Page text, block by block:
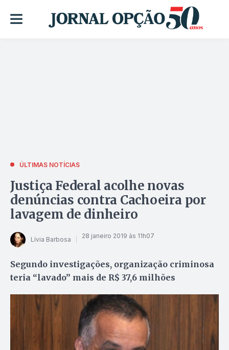
ÚLTIMAS NOTÍCIAS
Justiça Federal acolhe novas
denúncias contra Cachoeira por
lavagem de dinheiro
Lívia Barbosa 28 janeiro 2019 às 11h07
Segundo investigações, organização criminosa
teria “lavado” mais de R$ 37,6 milhões